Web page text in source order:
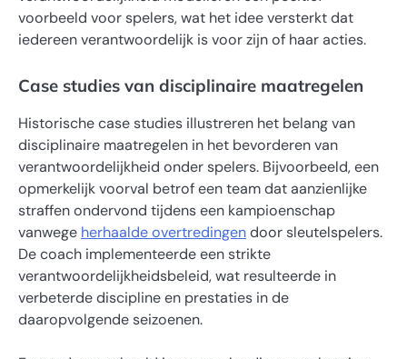
voorbeeld voor spelers, wat het idee versterkt dat
iedereen verantwoordelijk is voor zijn of haar acties.
Case studies van disciplinaire maatregelen
Historische case studies illustreren het belang van
disciplinaire maatregelen in het bevorderen van
verantwoordelijkheid onder spelers. Bijvoorbeeld, een
opmerkelijk voorval betrof een team dat aanzienlijke
straffen ondervond tijdens een kampioenschap
vanwege herhaalde overtredingendoor sleutelspelers.
De coach implementeerde een strikte
verantwoordelijkheidsbeleid, wat resulteerde in
verbeterde discipline en prestaties in de
daaropvolgende seizoenen.